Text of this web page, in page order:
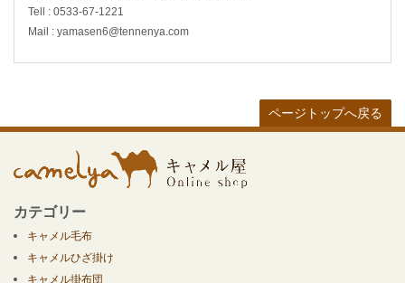
Tell : 0533-67-1221
Mail : yamasen6@tennenya.com
ページトップへ戻る
カテゴリー
キャメル毛布
キャメルひざ掛け
キャメル掛布団